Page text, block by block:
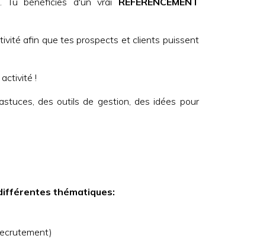
afin que tes prospects et clients puissent
!
des outils de gestion, des idées pour
thématiques: